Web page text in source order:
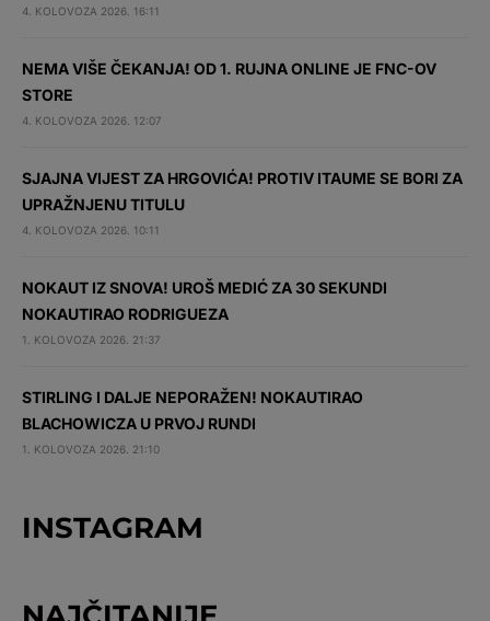
4. KOLOVOZA 2026. 16:11
NEMA VIŠE ČEKANJA! OD 1. RUJNA ONLINE JE FNC-OV
STORE
4. KOLOVOZA 2026. 12:07
SJAJNA VIJEST ZA HRGOVIĆA! PROTIV ITAUME SE BORI ZA
UPRAŽNJENU TITULU
4. KOLOVOZA 2026. 10:11
NOKAUT IZ SNOVA! UROŠ MEDIĆ ZA 30 SEKUNDI
NOKAUTIRAO RODRIGUEZA
1. KOLOVOZA 2026. 21:37
STIRLING I DALJE NEPORAŽEN! NOKAUTIRAO
BLACHOWICZA U PRVOJ RUNDI
1. KOLOVOZA 2026. 21:10
INSTAGRAM